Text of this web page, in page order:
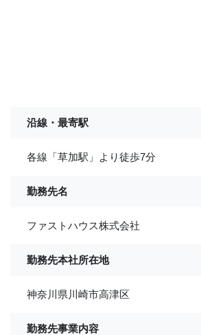
沿線・最寄駅
各線「草加駅」より徒歩7分
勤務先名
ファストハウス株式会社
勤務先本社所在地
神奈川県川崎市高津区
勤務先事業内容